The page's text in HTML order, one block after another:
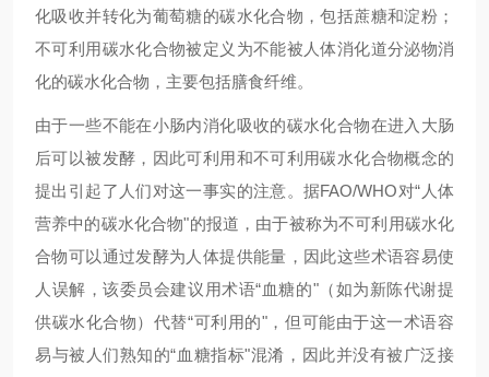
化吸收并转化为葡萄糖的碳水化合物，包括蔗糖和淀粉；
不可利用碳水化合物被定义为不能被人体消化道分泌物消
化的碳水化合物，主要包括膳食纤维。
由于一些不能在小肠内消化吸收的碳水化合物在进入大肠
后可以被发酵，因此可利用和不可利用碳水化合物概念的
提出引起了人们对这一事实的注意。据FAO/WHO对“人体
营养中的碳水化合物"的报道，由于被称为不可利用碳水化
合物可以通过发酵为人体提供能量，因此这些术语容易使
人误解，该委员会建议用术语“血糖的"（如为新陈代谢提
供碳水化合物）代替“可利用的"，但可能由于这一术语容
易与被人们熟知的“血糖指标"混淆，因此并没有被广泛接